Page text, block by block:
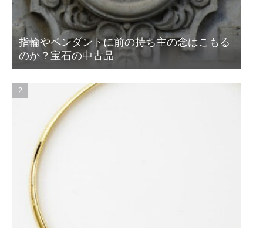
指輪やペンダントに前の持ち主の念はこもる
のか？宝石の中古品